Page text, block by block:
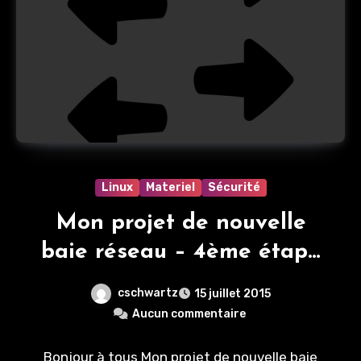
Linux Materiel Sécurité
Mon projet de nouvelle
baie réseau – 4ème étape
– Nouveau Firewall en vue
cschwartz
15 juillet 2015
Aucun commentaire
Bonjour à tous Mon projet de nouvelle baie